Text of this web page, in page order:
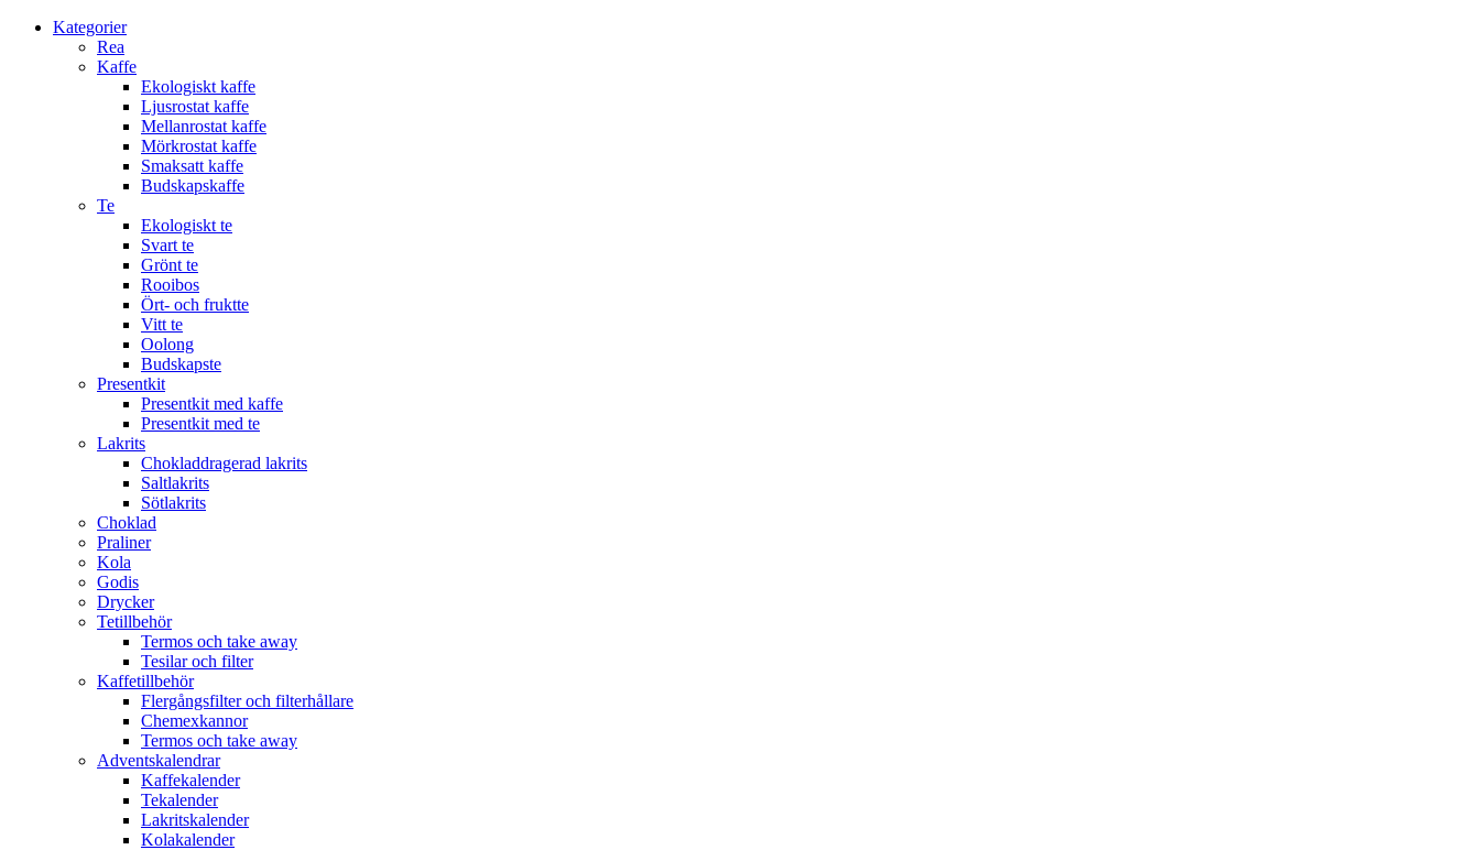
Kategorier
Rea
Kaffe
Ekologiskt kaffe
Ljusrostat kaffe
Mellanrostat kaffe
Mörkrostat kaffe
Smaksatt kaffe
Budskapskaffe
Te
Ekologiskt te
Svart te
Grönt te
Rooibos
Ört- och fruktte
Vitt te
Oolong
Budskapste
Presentkit
Presentkit med kaffe
Presentkit med te
Lakrits
Chokladdragerad lakrits
Saltlakrits
Sötlakrits
Choklad
Praliner
Kola
Godis
Drycker
Tetillbehör
Termos och take away
Tesilar och filter
Kaffetillbehör
Flergångsfilter och filterhållare
Chemexkannor
Termos och take away
Adventskalendrar
Kaffekalender
Tekalender
Lakritskalender
Kolakalender